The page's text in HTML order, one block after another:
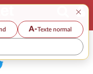
×
A-Texte normal